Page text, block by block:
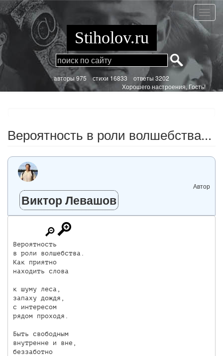
Перейти
к
основному
содержанию
в
роли
Stiholov.ru
aвторы 975стихи 16833 ответы 3202
Хорошего настроения, Гость!
Вероятность в роли волшебства...
Автор
Виктор Левашов
Вероятность
в роли волшебства.
Как приятно
находить слова
к шуму леса,
запаху дождя,
с интересом
рядом проходя.
Быть свободным
внутренне и вне,
беззаботно